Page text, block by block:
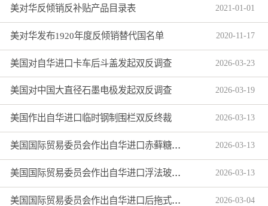
美对华反倾销反补贴产品目录表 2021 -01 -01
美对华发布1920年度反倾销替代国名单 2020-11 -17
美国对自华进口卡车后斗盖发起双反调查 2026-03-23
美国对中国大直径石墨电极发起双反调查 2026-03-19
美国作出自华进口临时钢制围栏双反终裁 2026-03-13
美国国际贸易委员会作出自华进口赤藓糖醇双反产业损害终裁 2026-03-13
美国国际贸易委员会作出自华进口浮法玻璃制品双反产业损害终裁 2026-03-13
美国国际贸易委员会作出自华进口后拖式草地维护设备及相关零部件第三次反倾销日落复审产业损害终裁 2026-03-04